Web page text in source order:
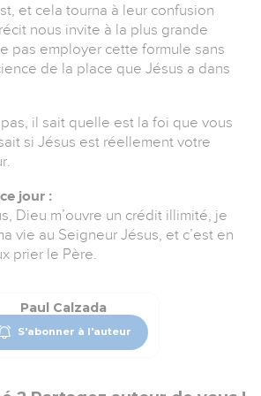
et cela tourna à leur confusion
nous invite à la plus grande
pas employer cette formule sans
de la place que Jésus a dans
il sait quelle est la foi que vous
si Jésus est réellement votre
jour :
Dieu m’ouvre un crédit illimité, je
vie au Seigneur Jésus, et c’est en
prier le Père.
Paul Calzada
S'abonner à l'auteur